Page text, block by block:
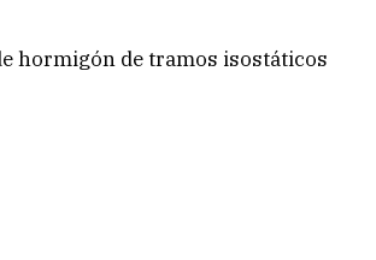
hormigón de tramos isostáticos